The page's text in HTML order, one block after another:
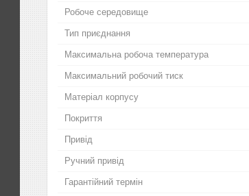
Робоче середовище
Тип приєднання
Максимальна робоча температура
Максимальний робочий тиск
Матеріал корпусу
Покриття
Привід
Ручний привід
Гарантійний термін